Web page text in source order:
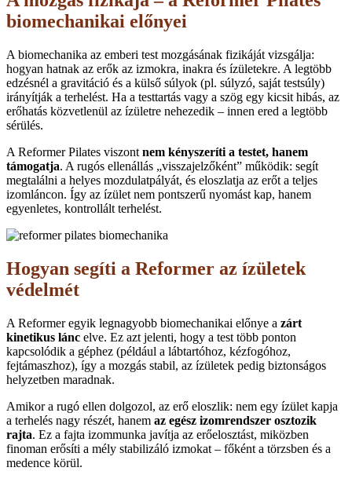
biomechanikai előnyei
A biomechanika az emberi test mozgásának fizikáját vizsgálja:
hogyan hatnak az erők az izmokra, inakra és ízületekre. A legtöbb
edzésnél a gravitáció és a külső súlyok (pl. súlyzó, saját testsúly)
irányítják a terhelést. Ha a testtartás vagy a szög egy kicsit hibás, az
erőhatás közvetlenül az ízületre nehezedik – innen ered a legtöbb
sérülés.
A Reformer Pilates viszont nem kényszeríti a testet, hanem
támogatja. A rugós ellenállás „visszajelzőként” működik: segít
megtalálni a helyes mozdulatpályát, és eloszlatja az erőt a teljes
izomláncon. Így az ízület nem pontszerű nyomást kap, hanem
egyenletes, kontrollált terhelést.
Hogyan segíti a Reformer az ízületek
védelmét
A Reformer egyik legnagyobb biomechanikai előnye a zárt
kinetikus lánc elve. Ez azt jelenti, hogy a test több ponton
kapcsolódik a géphez (például a lábtartóhoz, kézfogóhoz,
fejtámaszhoz), így a mozgás stabil, az ízületek pedig biztonságos
helyzetben maradnak.
Amikor a rugó ellen dolgozol, az erő eloszlik: nem egy ízület kapja
a terhelés nagy részét, hanem az egész izomrendszer osztozik
rajta. Ez a fajta izommunka javítja az erőelosztást, miközben
finoman erősíti a mély stabilizáló izmokat – főként a törzsben és a
medence körül.